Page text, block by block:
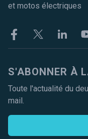
et motos électriques
FacebookTwitter Linkekin
S'ABONNER À
Toute l'actualité du
mail.